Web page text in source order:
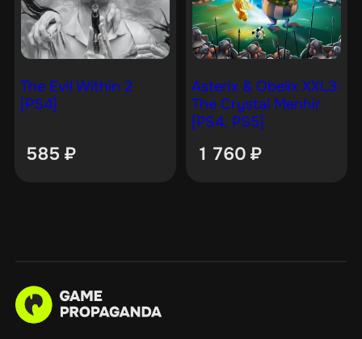
The Evil Within 2
[PS4]
585 ₽
Asterix & Obelix XXL3:
The Crystal Menhir
[PS4, PS5]
1 760 ₽